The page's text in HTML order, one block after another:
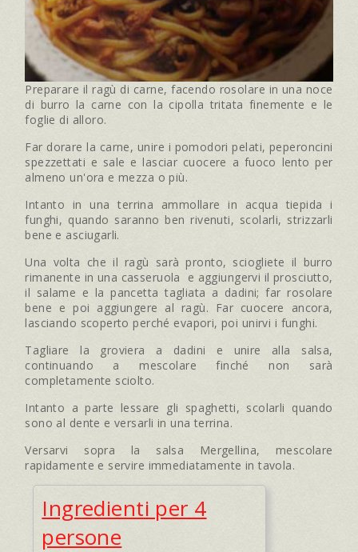
Preparare il ragù di carne, facendo rosolare in una noce
di burro la carne con la cipolla tritata finemente e le
foglie di alloro.
Far dorare la carne, unire i pomodori pelati, peperoncini
spezzettati e sale e lasciar cuocere a fuoco lento per
almeno un'ora e mezza o più.
Intanto in una terrina ammollare in acqua tiepida i
funghi, quando saranno ben rivenuti, scolarli, strizzarli
bene e asciugarli.
Una volta che il ragù sarà pronto, sciogliete il burro
rimanente in una casseruola e aggiungervi il prosciutto,
il salame e la pancetta tagliata a dadini; far rosolare
bene e poi aggiungere al ragù. Far cuocere ancora,
lasciando scoperto perché evapori, poi unirvi i funghi.
Tagliare la groviera a dadini e unire alla salsa,
continuando a mescolare finché non sarà
completamente sciolto.
Intanto a parte lessare gli spaghetti, scolarli quando
sono al dente e versarli in una terrina.
Versarvi sopra la salsa Mergellina, mescolare
rapidamente e servire immediatamente in tavola.
Ingredienti per 4
persone